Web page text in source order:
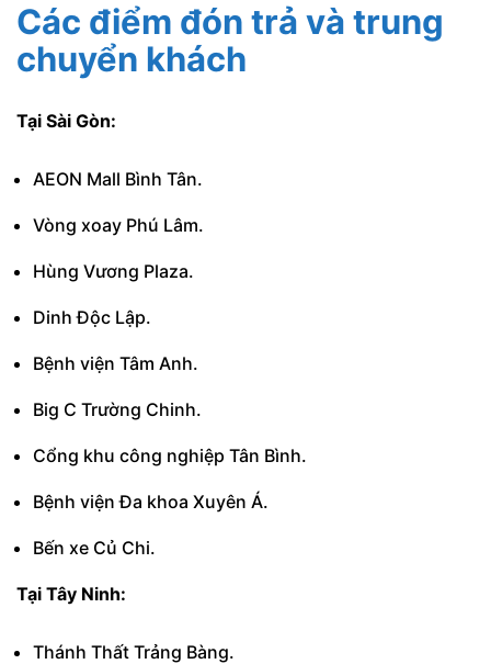
Các điểm đón trả và trung
chuyển khách
Tại Sài Gòn:
AEON Mall Bình Tân.
Vòng xoay Phú Lâm.
Hùng Vương Plaza.
Dinh Độc Lập.
Bệnh viện Tâm Anh.
Big C Trường Chinh.
Cổng khu công nghiệp Tân Bình.
Bệnh viện Đa khoa Xuyên Á.
Bến xe Củ Chi.
Tại Tây Ninh:
Thánh Thất Trảng Bàng.